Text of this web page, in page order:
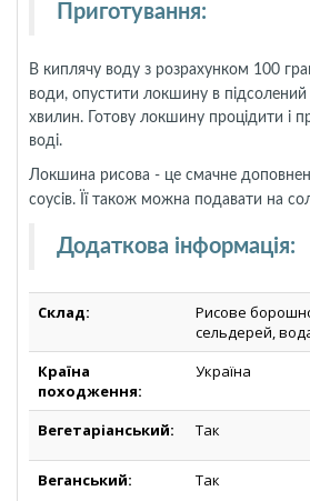
Приготування:
В киплячу воду з розрахунком 100
води, опустити локшину в підсолений
хвилин. Готову локшину процідити і
воді.
Локшина рисова - це смачне
соусів. Її також можна подавати на
Додаткова інформація:
Склад:
Рисове
сельдерей,
Країна
походження:
Україна
Вегетаріанський: Так
Веганський: Так